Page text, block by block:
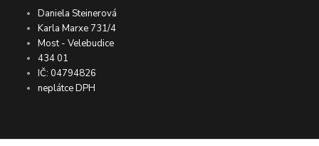
Daniela Steinerová
Karla Marxe 731/4
Most - Velebudice
434 01
IČ: 04794826
neplátce DPH